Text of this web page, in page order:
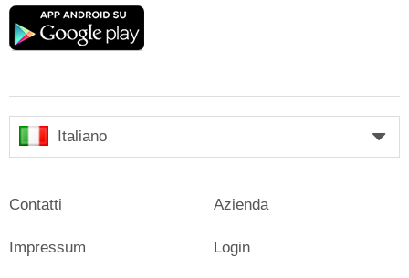
Google
Italiano
Contatti
Impressum
Azienda
Login